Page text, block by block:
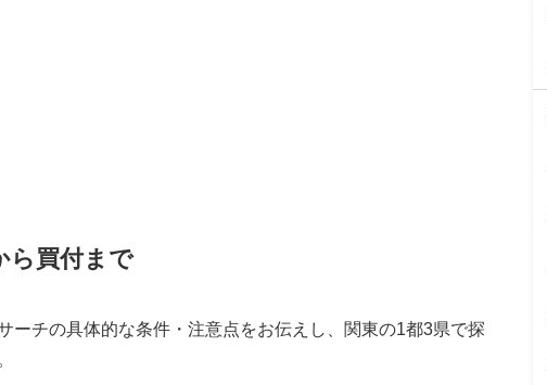
ら買付まで
ーチの具体的な条件・注意点をお伝えし、関東の1都3県で探